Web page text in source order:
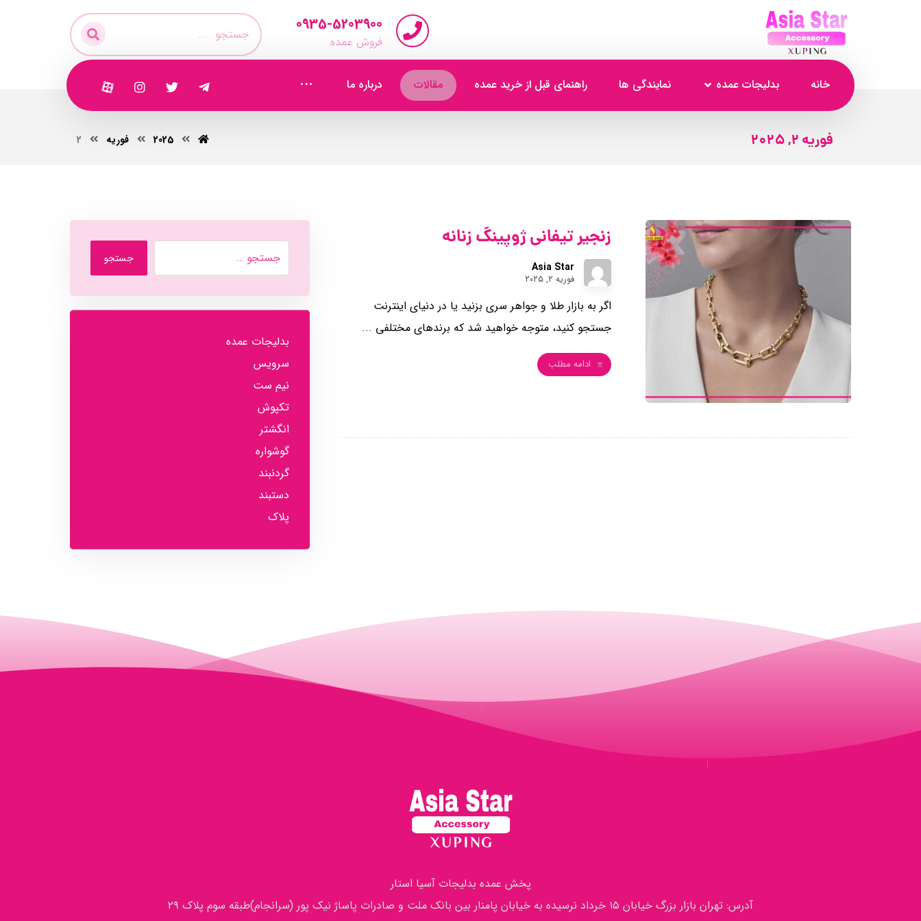
0935-5203900
فروش عمده
خانه بدلیجات عمده نمایندگی ها راهنمای قبل از خرید عمده مقالات درباره ما
فوریه 2, 2025 2025 فوریه 2
زنجیر تیفانی ژوپینگ زنانه
Asia Star
فوریه ۲, ۲۰۲۵
اگر به بازار طلا و جواهر سری بزنید یا در دنیای اینترنت
جستجو کنید، متوجه خواهید شد که برندهای مختلفی ...
ادامه مطلب
جستجو
بدلیجات عمده
سرویس
نیم ست
تکپوش
انگشتر
گوشواره
گردنبند
دستبند
پلاک
پخش عمده بدلیجات آسیا استار
آدرس: تهران بازار بزرگ خیابان ۱۵ خرداد نرسیده به خیابان پامنار بین بانک ملت و صادرات پاساژ نیک پور (سرانجام)طبقه سوم پلاک ۲۹